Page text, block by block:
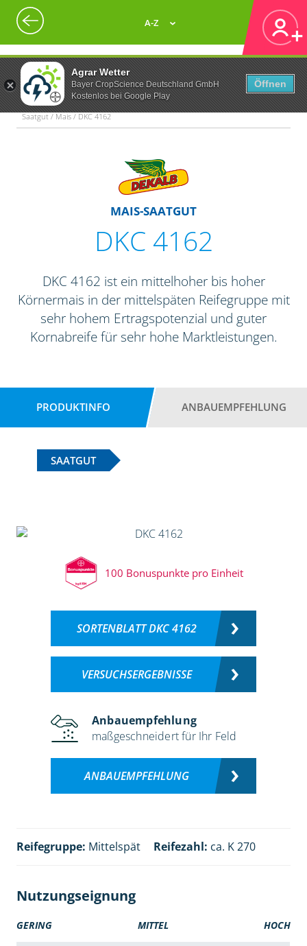
Agrar Wetter
Bayer CropScience Deutschland GmbH
Kostenlos bei Google Play
Öffnen
A-Z
Saatgut / Mais / DKC 4162
MAIS-SAATGUT
DKC 4162
DKC 4162 ist ein mittelhoher bis hoher
Körnermais in der mittelspäten Reifegruppe mit
sehr hohem Ertragspotenzial und guter
Kornabreife für sehr hohe Marktleistungen.
PRODUKTINFO ANBAUEMPFEHLUNG
SAATGUT
100 Bonuspunkte pro Einheit
SORTENBLATT DKC 4162
VERSUCHSERGEBNISSE
Anbauempfehlung
maßgeschneidert für Ihr Feld
ANBAUEMPFEHLUNG
Reifegruppe: Mittelspät Reifezahl: ca. K 270
Nutzungseignung
GERING MITTEL HOCH